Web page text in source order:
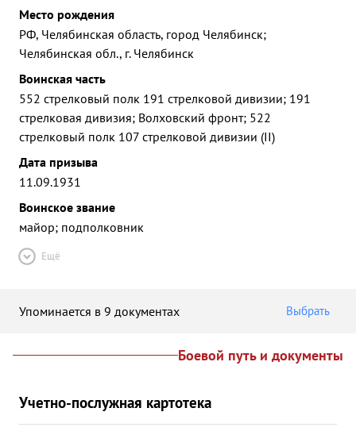
Место рождения
РФ, Челябинская область, город Челябинск;
Челябинская обл., г. Челябинск
Воинская часть
552 стрелковый полк 191 стрелковой дивизии; 191
стрелковая дивизия; Волховский фронт; 522
стрелковый полк 107 стрелковой дивизии (II)
Дата призыва
11.09.1931
Воинское звание
майор; подполковник
Ещё
Упоминается в 9 документах Выбрать
Боевой путь и документы
Учетно-послужная картотека